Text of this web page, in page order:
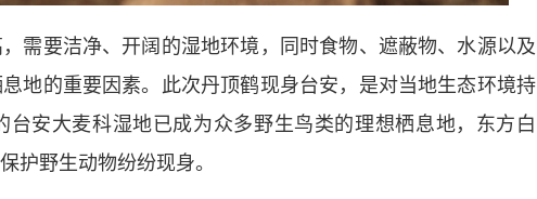
要洁净、开阔的湿地环境，同时食物、遮蔽物、水源以及
地的重要因素。此次丹顶鹤现身台安，是对当地生态环境持
安大麦科湿地已成为众多野生鸟类的理想栖息地，东方白
护野生动物纷纷现身。